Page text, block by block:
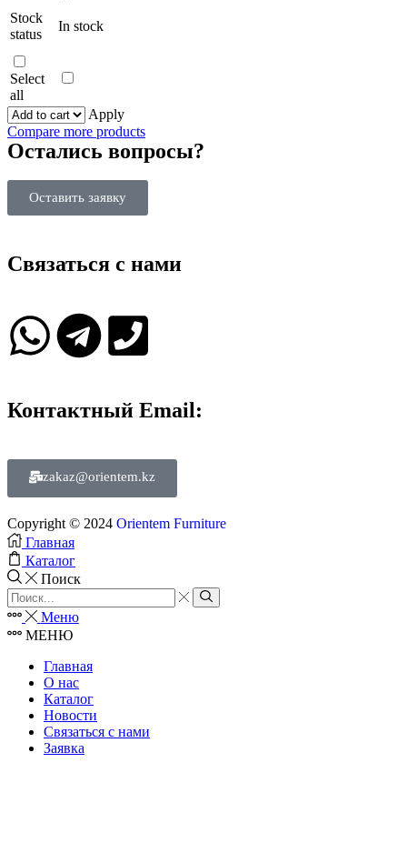
Stock
status
In stock
Select
all
Apply
Compare more products
Остались вопросы?
Оставить заявку
Связаться с нами
Контактный Email:
zakaz@orientem.kz
Copyright © 2024 Orientem Furniture
Главная
Каталог
Поиск
Меню
МЕНЮ
Главная
О нас
Каталог
Новости
Связаться с нами
Заявка